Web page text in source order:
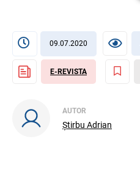
09.07.2020
E-REVISTA
AUTOR
Știrbu Adrian